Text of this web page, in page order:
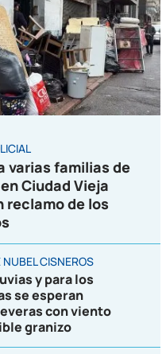
varias familias de
Ciudad Vieja
reclamo de los
NUBEL CISNEROS
y para los
se esperan
con viento
granizo